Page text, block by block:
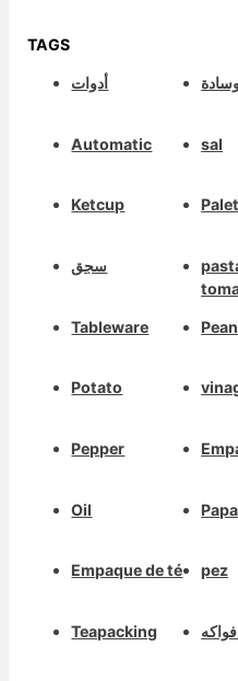
TAGS
أدوات
Automatic
Ketcup
سجق
Tableware
Potato
Pepper
Oil
Empaque de té
Teapacking
sal
pez